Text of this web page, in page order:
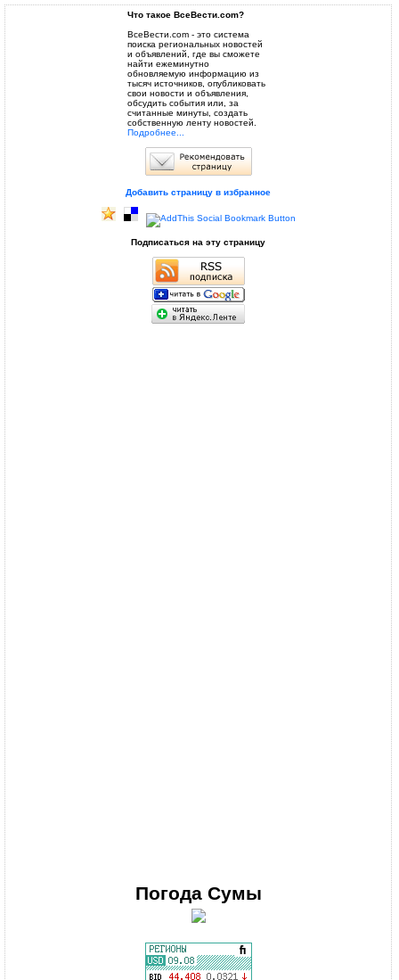
Что такое ВсеВести.com?
ВсеВести.com - это система
поиска региональных новостей
и объявлений, где вы сможете
найти ежеминутно
обновляемую информацию из
тысяч источников, опубликовать
свои новости и объявления,
обсудить события или, за
считанные минуты, создать
собственную ленту новостей.
Подробнее...
Добавить страницу в избранное
Подписаться на эту страницу
Погода Сумы